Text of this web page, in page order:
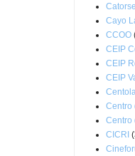
Catorse
Cayo
CCOO
CEIP
CEIP
CEIP
Centro
Centro
CICRI